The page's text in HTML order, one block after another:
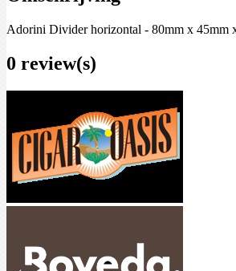
Adorini Divider horizontal - 80mm x 45mm
0 review(s)